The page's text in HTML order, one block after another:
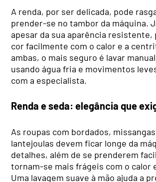
A renda, por ser delicada, pode
prender-se no tambor da máquina.
apesar da sua aparência resistente,
cor facilmente com o calor e a
ambas, o mais seguro é lavar
usando água fria e movimentos
com a especialista.
Renda e seda: elegância que
As roupas com bordados,
lantejoulas devem ficar longe da
detalhes, além de se prenderem
tornam-se mais frágeis com o calor
Uma lavagem suave à mão ajuda a